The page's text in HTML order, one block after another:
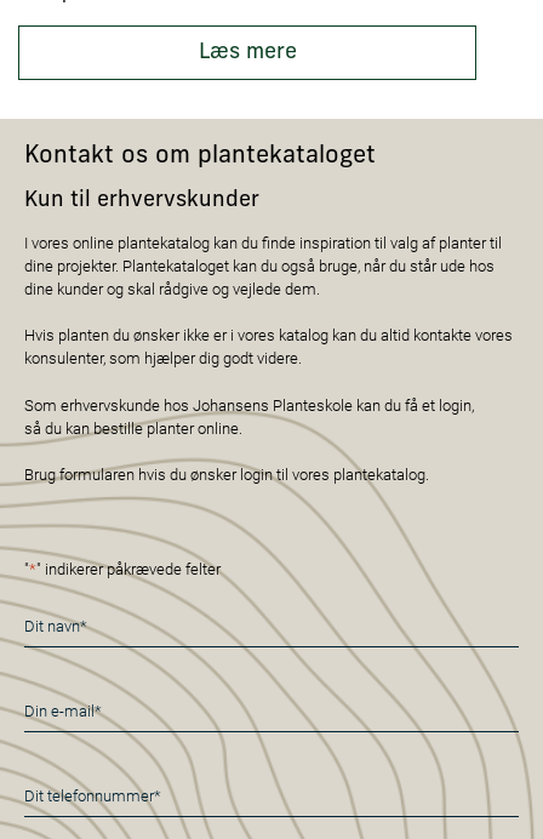
Læs mere
Kontakt os om plantekataloget
Kun til erhvervskunder
I vores online plantekatalog kan du finde inspiration til valg af planter til
dine projekter. Plantekataloget kan du også bruge, når du står ude hos
dine kunder og skal rådgive og vejlede dem.
Hvis planten du ønsker ikke er i vores katalog kan du altid kontakte vores
konsulenter, som hjælper dig godt videre.
Som erhvervskunde hos Johansens Planteskole kan du få et login,
så du kan bestille planter online.
Brug formularen hvis du ønsker login til vores plantekatalog.
"*" indikerer påkrævede felter
Navn
*
E-
mail
*
Telefon
*